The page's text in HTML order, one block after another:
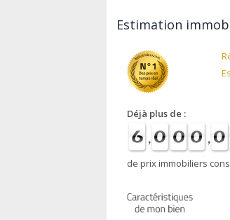
Estimation
Déjà plus de :
de prix immobiliers